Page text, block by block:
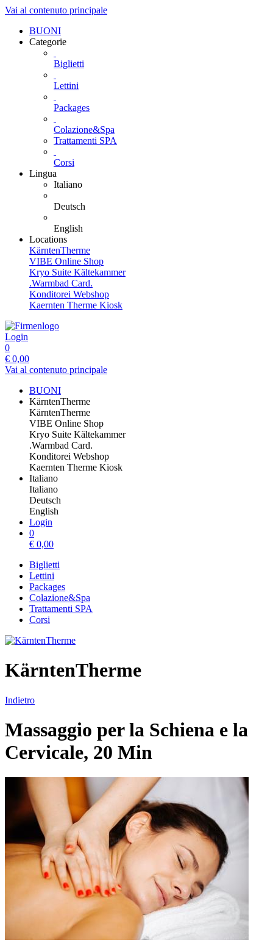
Vai al contenuto principale
BUONI
Categorie
Biglietti
Lettini
Packages
Colazione&Spa
Trattamenti SPA
Corsi
Lingua
Italiano
Deutsch
English
Locations
KärntenTherme
VIBE Online Shop
Kryo Suite Kältekammer
.Warmbad Card.
Konditorei Webshop
Kaernten Therme Kiosk
Login
0
€ 0,00
Vai al contenuto principale
BUONI
KärntenTherme
KärntenTherme
VIBE Online Shop
Kryo Suite Kältekammer
.Warmbad Card.
Konditorei Webshop
Kaernten Therme Kiosk
Italiano
Italiano
Deutsch
English
Login
0
€ 0,00
Biglietti
Lettini
Packages
Colazione&Spa
Trattamenti SPA
Corsi
KärntenTherme
Indietro
Massaggio per la Schiena e la
Cervicale, 20 Min